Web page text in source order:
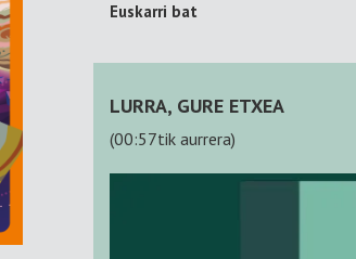
Euskarri bat
LURRA, GURE ETXEA
(00:57tik aurrera)